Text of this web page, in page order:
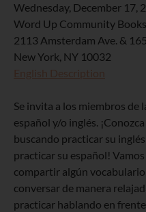
Wednesday, December 17,
Word Up Community
2113 Amsterdam Ave. &
New York, NY 10032
English Description
Se invita a los miembros de
español y/o inglés.
buscando practicar su
practicar su español!
compartir algún
conversar de manera
practicar hablando en